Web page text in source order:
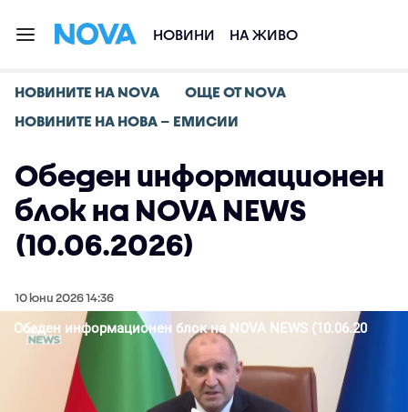
НОВИНИ НА ЖИВО
НОВИНИТЕ НА NOVA
ОЩЕ ОТ NOVA
НОВИНИТЕ НА НОВА – ЕМИСИИ
Обеден информационен
блок на NOVA NEWS
(10.06.2026)
10 юни 2026 14:36